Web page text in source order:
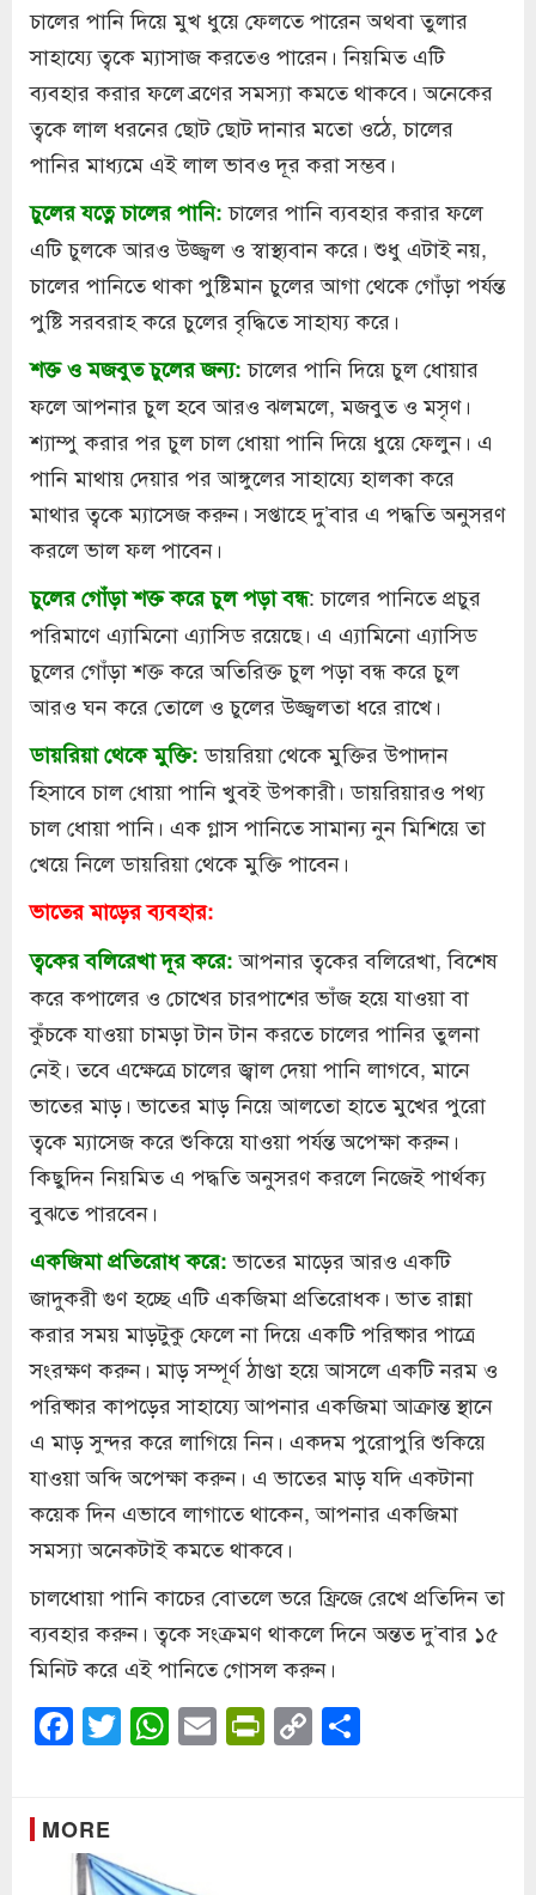
চালের পানি দিয়ে মুখ ধুয়ে ফেলতে পারেন অথবা তুলার
সাহায্যে ত্বকে ম্যাসাজ করতেও পারেন। নিয়মিত এটি
ব্যবহার করার ফলে ব্রণের সমস্যা কমতে থাকবে। অনেকের
ত্বকে লাল ধরনের ছোট ছোট দানার মতো ওঠে, চালের
পানির মাধ্যমে এই লাল ভাবও দূর করা সম্ভব।
চুলের যত্নে চালের পানি: চালের পানি ব্যবহার করার ফলে
এটি চুলকে আরও উজ্জ্বল ও স্বাস্থ্যবান করে। শুধু এটাই নয়,
চালের পানিতে থাকা পুষ্টিমান চুলের আগা থেকে গোঁড়া পর্যন্ত
পুষ্টি সরবরাহ করে চুলের বৃদ্ধিতে সাহায্য করে।
শক্ত ও মজবুত চুলের জন্য: চালের পানি দিয়ে চুল ধোয়ার
ফলে আপনার চুল হবে আরও ঝলমলে, মজবুত ও মসৃণ।
শ্যাম্পু করার পর চুল চাল ধোয়া পানি দিয়ে ধুয়ে ফেলুন। এ
পানি মাথায় দেয়ার পর আঙ্গুলের সাহায্যে হালকা করে
মাথার ত্বকে ম্যাসেজ করুন। সপ্তাহে দু’বার এ পদ্ধতি অনুসরণ
করলে ভাল ফল পাবেন।
চুলের গোঁড়া শক্ত করে চুল পড়া বন্ধ: চালের পানিতে প্রচুর
পরিমাণে এ্যামিনো এ্যাসিড রয়েছে। এ এ্যামিনো এ্যাসিড
চুলের গোঁড়া শক্ত করে অতিরিক্ত চুল পড়া বন্ধ করে চুল
আরও ঘন করে তোলে ও চুলের উজ্জ্বলতা ধরে রাখে।
ডায়রিয়া থেকে মুক্তি:ডায়রিয়া থেকে মুক্তির উপাদান
হিসাবে চাল ধোয়া পানি খুবই উপকারী। ডায়রিয়ারও পথ্য
চাল ধোয়া পানি। এক গ্লাস পানিতে সামান্য নুন মিশিয়ে তা
খেয়ে নিলে ডায়রিয়া থেকে মুক্তি পাবেন।
ভাতের মাড়ের ব্যবহার:
ত্বকের বলিরেখা দূর করে:আপনার ত্বকের বলিরেখা, বিশেষ
করে কপালের ও চোখের চারপাশের ভাঁজ হয়ে যাওয়া বা
কুঁচকে যাওয়া চামড়া টান টান করতে চালের পানির তুলনা
নেই। তবে এক্ষেত্রে চালের জ্বাল দেয়া পানি লাগবে, মানে
ভাতের মাড়। ভাতের মাড় নিয়ে আলতো হাতে মুখের পুরো
ত্বকে ম্যাসেজ করে শুকিয়ে যাওয়া পর্যন্ত অপেক্ষা করুন।
কিছুদিন নিয়মিত এ পদ্ধতি অনুসরণ করলে নিজেই পার্থক্য
বুঝতে পারবেন।
একজিমা প্রতিরোধ করে:ভাতের মাড়ের আরও একটি
জাদুকরী গুণ হচ্ছে এটি একজিমা প্রতিরোধক। ভাত রান্না
করার সময় মাড়টুকু ফেলে না দিয়ে একটি পরিষ্কার পাত্রে
সংরক্ষণ করুন। মাড় সম্পূর্ণ ঠাণ্ডা হয়ে আসলে একটি নরম ও
পরিষ্কার কাপড়ের সাহায্যে আপনার একজিমা আক্রান্ত স্থানে
এ মাড় সুন্দর করে লাগিয়ে নিন। একদম পুরোপুরি শুকিয়ে
যাওয়া অব্দি অপেক্ষা করুন। এ ভাতের মাড় যদি একটানা
কয়েক দিন এভাবে লাগাতে থাকেন, আপনার একজিমা
সমস্যা অনেকটাই কমতে থাকবে।
চালধোয়া পানি কাচের বোতলে ভরে ফ্রিজে রেখে প্রতিদিন তা
ব্যবহার করুন। ত্বকে সংক্রমণ থাকলে দিনে অন্তত দু’বার ১৫
মিনিট করে এই পানিতে গোসল করুন।
Facebook
Twitter
WhatsApp
EmailPrintFriendly
Copy
Link
MORE